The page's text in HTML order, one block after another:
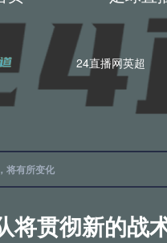
24直播网英超
24直播网亚洲杯
24直播网中甲 24
24直播网西甲 24直
将有所变化
贯彻新的战